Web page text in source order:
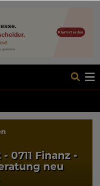
0711 Finanz -
neu